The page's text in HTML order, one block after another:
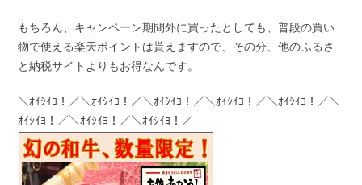
もちろん、キャンペーン期間外に買ったとしても、普段の買い
物で使える楽天ポイントは貰えますので、その分、他のふるさ
と納税サイトよりもお得なんです。
＼ｵｲｼｲﾖ！／＼ｵｲｼｲﾖ！／＼ｵｲｼｲﾖ！／＼ｵｲｼｲﾖ！／＼ｵｲｼｲﾖ！／＼
ｵｲｼｲﾖ！／＼ｵｲｼｲﾖ！／＼ｵｲｼｲﾖ！／